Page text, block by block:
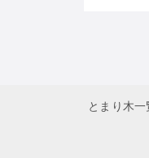
とまり木一